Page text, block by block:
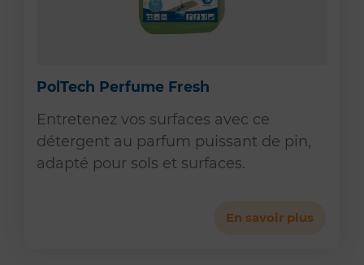
PolTech Perfume Fresh
Entretenez vos surfaces avec ce
détergent au parfum puissant de pin,
adapté pour sols et surfaces.
En savoir plus